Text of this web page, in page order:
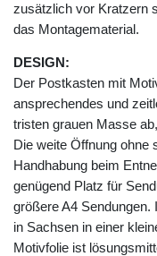
zusätzlich vor Kratzern
das Montagematerial.
DESIGN:
Der Postkasten mit
ansprechendes und
tristen grauen Masse
Die weite Öffnung ohne
Handhabung beim
genügend Platz für
größere A4
in Sachsen in einer
Motivfolie ist